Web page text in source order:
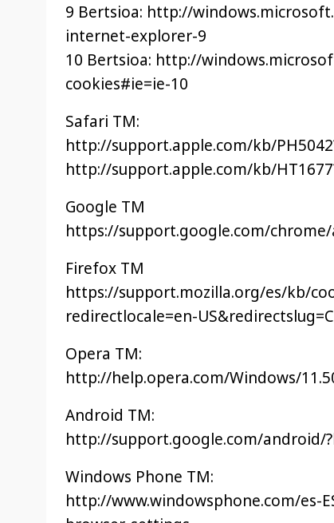
9 Bertsioa: http://
internet-explorer-9
10 Bertsioa: http://
cookies#ie=ie-10
Safari TM:
http://support.apple.com/kb/
http://support.apple.com/kb/
Google TM
https://support.google.com/
Firefox TM
https://support.mozilla.org/es/kb/
redirectlocale=en-
Opera TM:
http://help.opera.com/Windows/
Android TM:
http://support.google.com/android/
Windows Phone TM:
http://www.windowsphone.com/es-